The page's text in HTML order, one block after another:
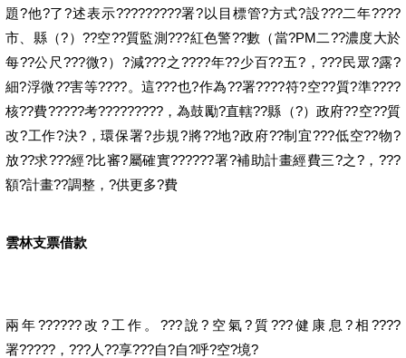
題?他?了?述表示?????????署?以目標管?方式?設???二年????
市、縣（?）??空??質監測???紅色警??數（當?PM二??濃度大於
每??公尺???微?）?減???之????年??少百??五?，???民眾?露?
細?浮微??害等????。這???也?作為??署????符?空??質?準????
核??費?????考?????????，為鼓勵?直轄??縣（?）政府??空??質
改?工作?決?，環保署?步規?將??地?政府??制宜???低空??物?
放??求???經?比審?屬確實??????署?補助計畫經費三?之?，???
額?計畫??調整，?供更多?費
雲林支票借款
兩年??????改?工作。???說?空氣?質???健康息?相????
署?????，???人??享???自?自?呼?空?境?